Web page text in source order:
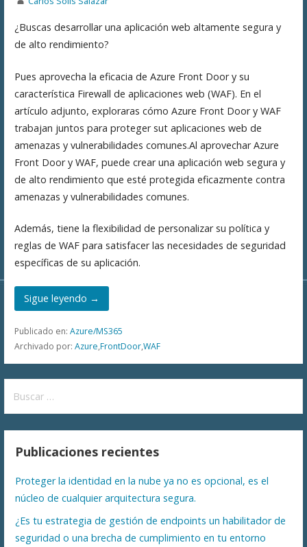
¿Buscas desarrollar una aplicación web altamente segura y
de alto rendimiento?
Pues aprovecha la eficacia de Azure Front Door y su
característica Firewall de aplicaciones web (WAF). En el
artículo adjunto, exploraras cómo Azure Front Door y WAF
trabajan juntos para proteger sut aplicaciones web de
amenazas y vulnerabilidades comunes.Al aprovechar Azure
Front Door y WAF, puede crear una aplicación web segura y
de alto rendimiento que esté protegida eficazmente contra
amenazas y vulnerabilidades comunes.
Además, tiene la flexibilidad de personalizar su política y
reglas de WAF para satisfacer las necesidades de seguridad
específicas de su aplicación.
Sigue leyendo →
Publicado en: Azure/MS365
Archivado por: Azure,FrontDoor,WAF
Publicaciones recientes
Proteger la identidad en la nube ya no es opcional, es el
núcleo de cualquier arquitectura segura.
¿Es tu estrategia de gestión de endpoints un habilitador de
seguridad o una brecha de cumplimiento en tu entorno